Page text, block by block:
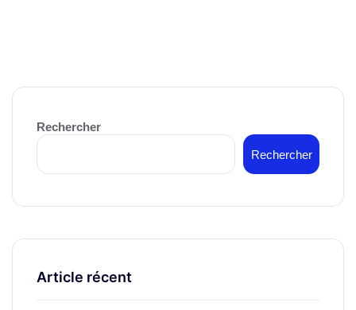
Rechercher
Rechercher
Article récent